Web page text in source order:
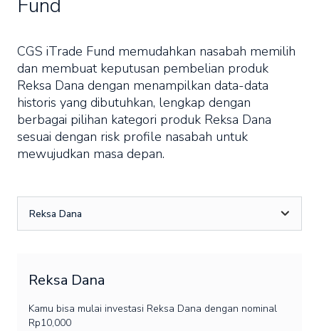
Fund
CGS iTrade Fund memudahkan nasabah memilih
dan membuat keputusan pembelian produk
Reksa Dana dengan menampilkan data-data
historis yang dibutuhkan, lengkap dengan
berbagai pilihan kategori produk Reksa Dana
sesuai dengan risk profile nasabah untuk
mewujudkan masa depan.
Reksa Dana
Reksa Dana
Kamu bisa mulai investasi Reksa Dana dengan nominal
Rp10,000